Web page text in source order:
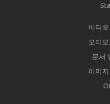
비디
오디
문서
이미